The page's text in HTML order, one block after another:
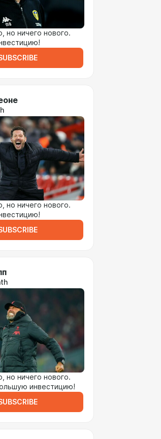
но ничего нового.
но ничего нового.
но ничего нового.
инвестицию!